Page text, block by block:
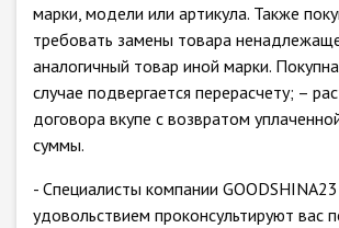
марки, модели или артикула. Также
требовать замены товара
аналогичный товар иной марки.
случае подвергается перерасчету; –
договора вкупе с возвратом
суммы.
- Специалисты компании
удовольствием проконсультируют вас